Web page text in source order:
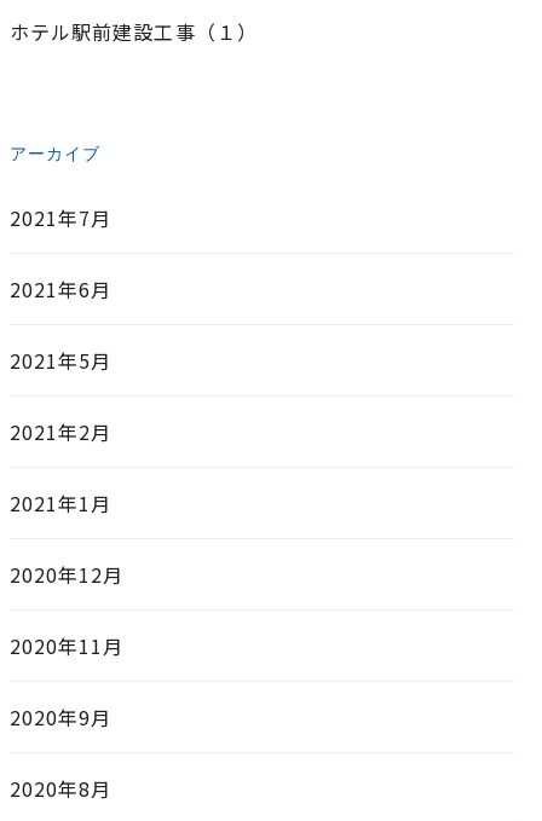
ホテル駅前建設工事（１）
アーカイブ
2021年7月
2021年6月
2021年5月
2021年2月
2021年1月
2020年12月
2020年11月
2020年9月
2020年8月